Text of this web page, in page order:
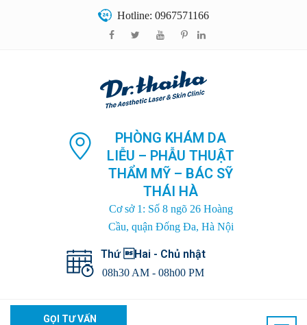
Hotline: 0967571166
PHÒNG KHÁM DA
LIỄU – PHẪU THUẬT
THẨM MỸ – BÁC SỸ
THÁI HÀ
Cơ sở 1: Số 8 ngõ 26 Hoàng
Cầu, quận Đống Đa, Hà Nội
Thứ Hai - Chủ nhật
08h30 AM - 08h00 PM
GỌI TƯ VẤN